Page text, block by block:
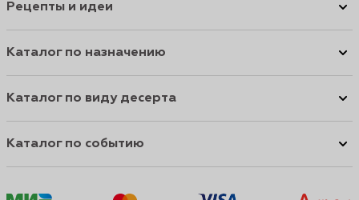
Рецепты и идеи
Каталог по назначению
Каталог по виду десерта
Каталог по событию